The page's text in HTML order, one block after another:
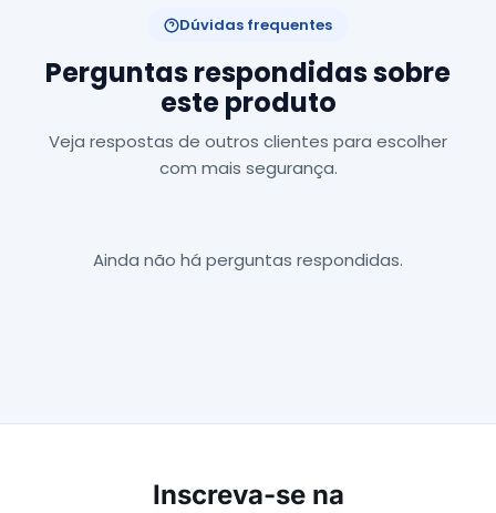
Dúvidas frequentes
Perguntas respondidas sobre
este produto
Veja respostas de outros clientes para escolher
com mais segurança.
Ainda não há perguntas respondidas.
Inscreva-se na